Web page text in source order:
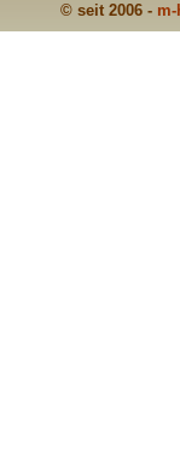
© seit 2006 -